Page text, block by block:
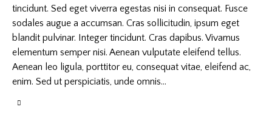
tincidunt. Sed eget viverra egestas nisi in consequat. Fusce
sodales augue a accumsan. Cras sollicitudin, ipsum eget
blandit pulvinar. Integer tincidunt. Cras dapibus. Vivamus
elementum semper nisi. Aenean vulputate eleifend tellus.
Aenean leo ligula, porttitor eu, consequat vitae, eleifend ac,
enim. Sed ut perspiciatis, unde omnis…